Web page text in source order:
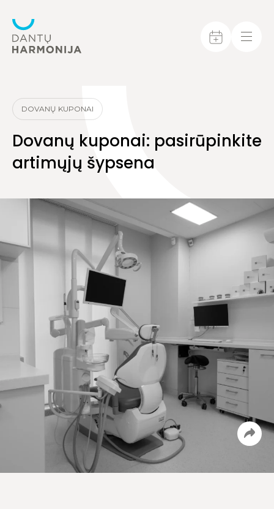
DOVANŲ KUPONAI
Dovanų kuponai: pasirūpinkite
artimųjų šypsena